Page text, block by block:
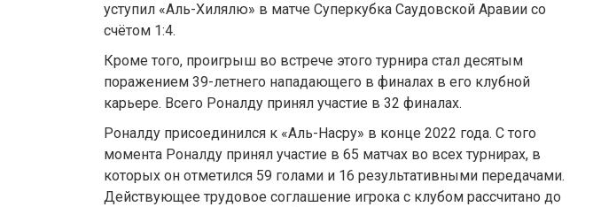
уступил «Аль-Хилялю» в матче Суперкубка Саудовской Аравии со
счётом 1:4.
Кроме того, проигрыш во встрече этого турнира стал десятым
поражением 39-летнего нападающего в финалах в его клубной
карьере. Всего Роналду принял участие в 32 финалах.
Роналду присоединился к «Аль-Насру» в конце 2022 года. С того
момента Роналду принял участие в 65 матчах во всех турнирах, в
которых он отметился 59 голами и 16 результативными передачами.
Действующее трудовое соглашение игрока с клубом рассчитано до